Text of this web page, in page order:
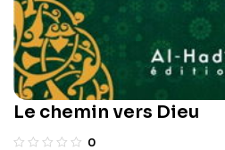
Le chemin vers Dieu
0